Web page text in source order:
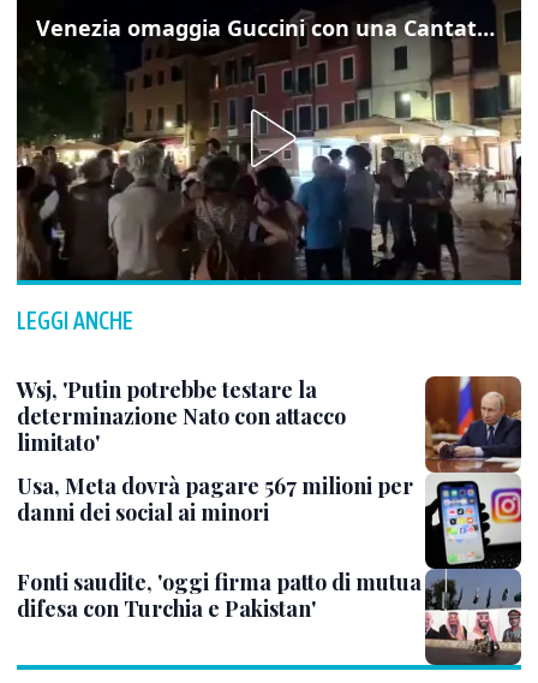
Venezia omaggia Guccini con una Cantata Anarchica in campo Santa Margherita
LEGGI ANCHE
Wsj, 'Putin potrebbe testare la
determinazione Nato con attacco
limitato'
Usa, Meta dovrà pagare 567 milioni per
danni dei social ai minori
Fonti saudite, 'oggi firma patto di mutua
difesa con Turchia e Pakistan'